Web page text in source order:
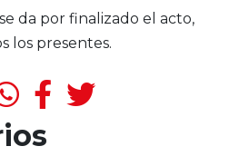
da por finalizado el acto,
los presentes.